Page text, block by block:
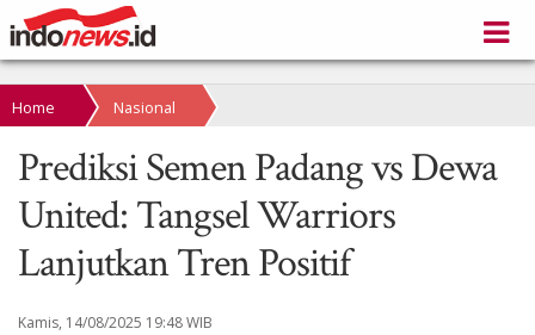
Home Nasional
Prediksi Semen Padang vs Dewa
United: Tangsel Warriors
Lanjutkan Tren Positif
Kamis, 14/08/2025 19:48 WIB